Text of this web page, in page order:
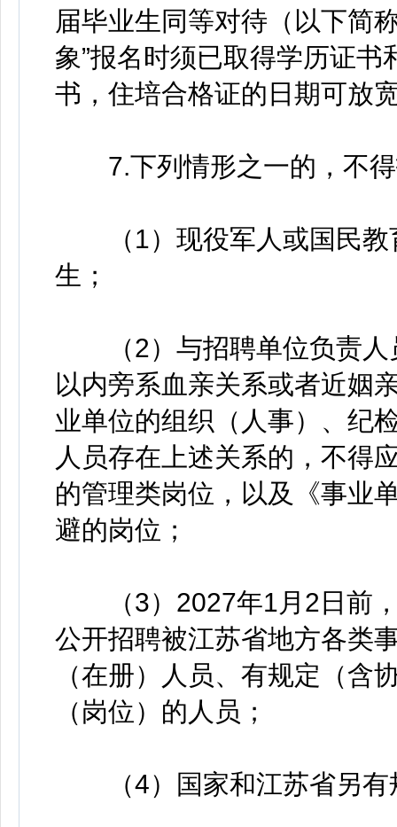
届毕业生同等对待（以下简
象”报名时须已取得学历证
书，住培合格证的日期可放
7.下列情形之一的，不得
（1）现役军人或国民教
生；
（2）与招聘单位负责人
以内旁系血亲关系或者近姻
业单位的组织（人事）、纪
人员存在上述关系的，不得
的管理类岗位，以及《事业
避的岗位；
（3）2027年1月2日前，
公开招聘被江苏省地方各类
（在册）人员、有规定（含
（岗位）的人员；
（4）国家和江苏省另有